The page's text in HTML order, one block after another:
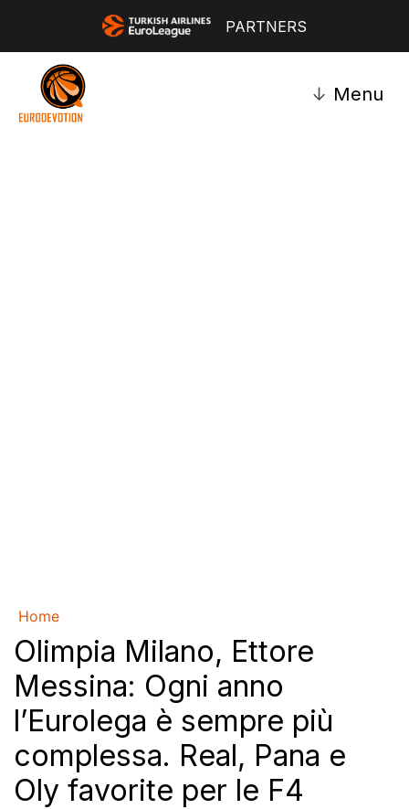
PARTNERS
↓ Menu
Home
Olimpia Milano, Ettore
Messina: Ogni anno
l’Eurolega è sempre più
complessa. Real, Pana e
Oly favorite per le F4